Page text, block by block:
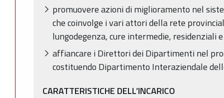
promuovere azioni di miglioramento nel
che coinvolge i vari attori della rete
lungodegenza, cure intermedie, residenziali
affiancare i Direttori dei Dipartimenti nel
costituendo Dipartimento Interaziendale
CARATTERISTICHE DELL’INCARICO